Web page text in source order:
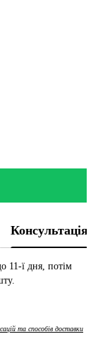
Консультація
11-ї дня, потім
та способів доставки